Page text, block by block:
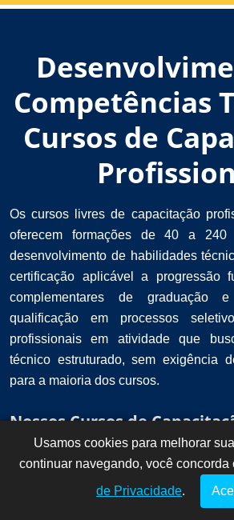
Competências
Cursos de
Os cursos livres de capacitação
oferecem formações de 40 a 240
desenvolvimento de habilidades
certificação aplicável a progressão
complementares de graduação
qualificação em processos
profissionais em atividade que
técnico estruturado, sem exigência
para a maioria dos cursos.
Nossos Cursos de
!
Dúvidas? Fale
conosco por
aqui!
Usamos cookies para melhorar
continuar navegando, você concorda
de Privacidade.